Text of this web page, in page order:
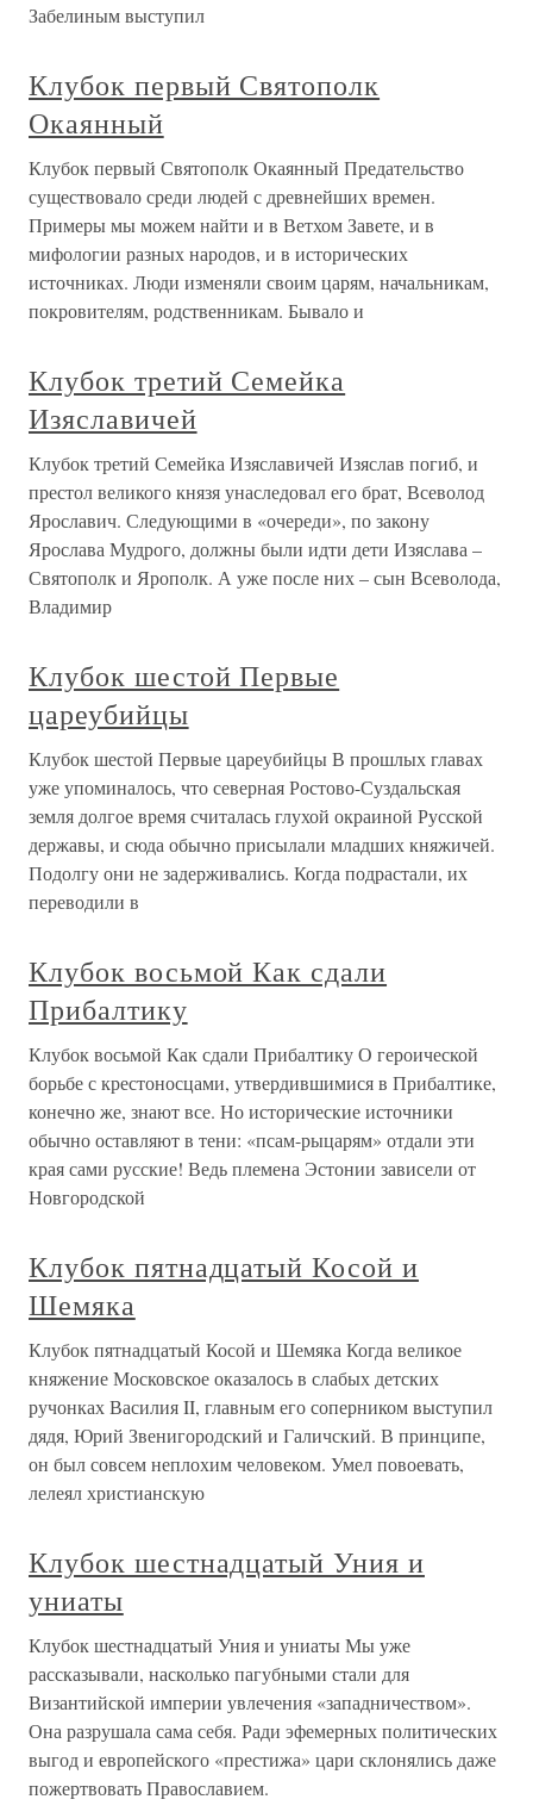
Забелиным выступил
Клубок первый Святополк
Окаянный
Клубок первый Святополк Окаянный Предательство
существовало среди людей с древнейших времен.
Примеры мы можем найти и в Ветхом Завете, и в
мифологии разных народов, и в исторических
источниках. Люди изменяли своим царям, начальникам,
покровителям, родственникам. Бывало и
Клубок третий Семейка
Изяславичей
Клубок третий Семейка Изяславичей Изяслав погиб, и
престол великого князя унаследовал его брат, Всеволод
Ярославич. Следующими в «очереди», по закону
Ярослава Мудрого, должны были идти дети Изяслава –
Святополк и Ярополк. А уже после них – сын Всеволода,
Владимир
Клубок шестой Первые
цареубийцы
Клубок шестой Первые цареубийцы В прошлых главах
уже упоминалось, что северная Ростово-Суздальская
земля долгое время считалась глухой окраиной Русской
державы, и сюда обычно присылали младших княжичей.
Подолгу они не задерживались. Когда подрастали, их
переводили в
Клубок восьмой Как сдали
Прибалтику
Клубок восьмой Как сдали Прибалтику О героической
борьбе с крестоносцами, утвердившимися в Прибалтике,
конечно же, знают все. Но исторические источники
обычно оставляют в тени: «псам-рыцарям» отдали эти
края сами русские! Ведь племена Эстонии зависели от
Новгородской
Клубок пятнадцатый Косой и
Шемяка
Клубок пятнадцатый Косой и Шемяка Когда великое
княжение Московское оказалось в слабых детских
ручонках Василия II, главным его соперником выступил
дядя, Юрий Звенигородский и Галичский. В принципе,
он был совсем неплохим человеком. Умел повоевать,
лелеял христианскую
Клубок шестнадцатый Уния и
униаты
Клубок шестнадцатый Уния и униаты Мы уже
рассказывали, насколько пагубными стали для
Византийской империи увлечения «западничеством».
Она разрушала сама себя. Ради эфемерных политических
выгод и европейского «престижа» цари склонялись даже
пожертвовать Православием.